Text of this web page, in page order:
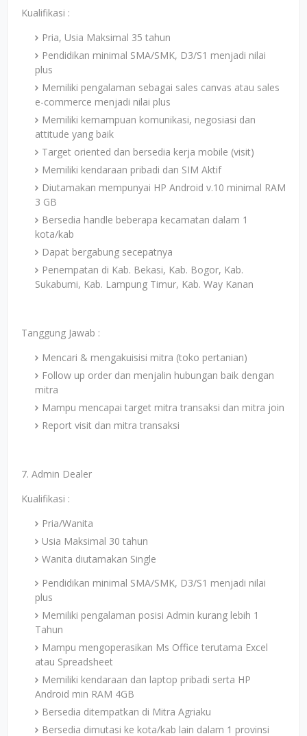
Kualifikasi :
Pria, Usia Maksimal 35 tahun
Pendidikan minimal SMA/SMK, D3/S1 menjadi nilai
plus
Memiliki pengalaman sebagai sales canvas atau sales
e-commerce menjadi nilai plus
Memiliki kemampuan komunikasi, negosiasi dan
attitude yang baik
Target oriented dan bersedia kerja mobile (visit)
Memiliki kendaraan pribadi dan SIM Aktif
Diutamakan mempunyai HP Android v.10 minimal RAM
3 GB
Bersedia handle beberapa kecamatan dalam 1
kota/kab
Dapat bergabung secepatnya
Penempatan di Kab. Bekasi, Kab. Bogor, Kab.
Sukabumi, Kab. Lampung Timur, Kab. Way Kanan
Tanggung Jawab :
Mencari & mengakuisisi mitra (toko pertanian)
Follow up order dan menjalin hubungan baik dengan
mitra
Mampu mencapai target mitra transaksi dan mitra join
Report visit dan mitra transaksi
7. Admin Dealer
Kualifikasi :
Pria/Wanita
Usia Maksimal 30 tahun
Wanita diutamakan Single
Pendidikan minimal SMA/SMK, D3/S1 menjadi nilai
plus
Memiliki pengalaman posisi Admin kurang lebih 1
Tahun
Mampu mengoperasikan Ms Office terutama Excel
atau Spreadsheet
Memiliki kendaraan dan laptop pribadi serta HP
Android min RAM 4GB
Bersedia ditempatkan di Mitra Agriaku
Bersedia dimutasi ke kota/kab lain dalam 1 provinsi